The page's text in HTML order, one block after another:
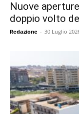
Nuove
doppio volto
Redazione - 30 Luglio